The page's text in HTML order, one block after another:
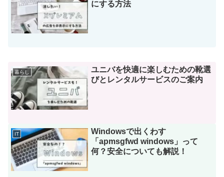
にする方法
暮らし
ユニバを快適に楽しむための靴選
びとレンタルサービスのご案内
IT
Windowsで出くわす
「apmsgfwd windows」って
何？安全についても解説！